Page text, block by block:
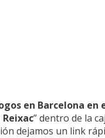
en Barcelona en
” dentro de la
dejamos un link